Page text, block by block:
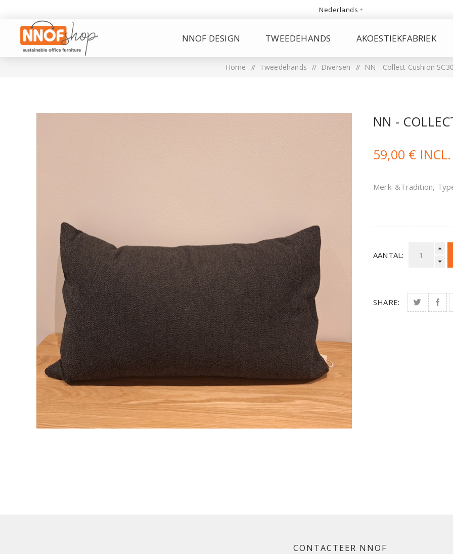
NNOF DESIGN TWEEDEHANDS AKOESTIEKFABRIEK
Home / Tweedehands / Diversen / NN - Collect Cushion
NN -
59,00 €
Merk: &Tradition,
AANTAL:
SHARE:
CONTACTEER NNOF